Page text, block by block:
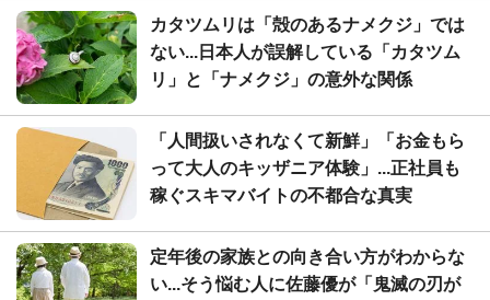
カタツムリは「殻のあるナメクジ」では
ない...日本人が誤解している「カタツム
リ」と「ナメクジ」の意外な関係
「人間扱いされなくて新鮮」「お金もら
って大人のキッザニア体験」...正社員も
稼ぐスキマバイトの不都合な真実
定年後の家族との向き合い方がわからな
い...そう悩む人に佐藤優が「鬼滅の刃が